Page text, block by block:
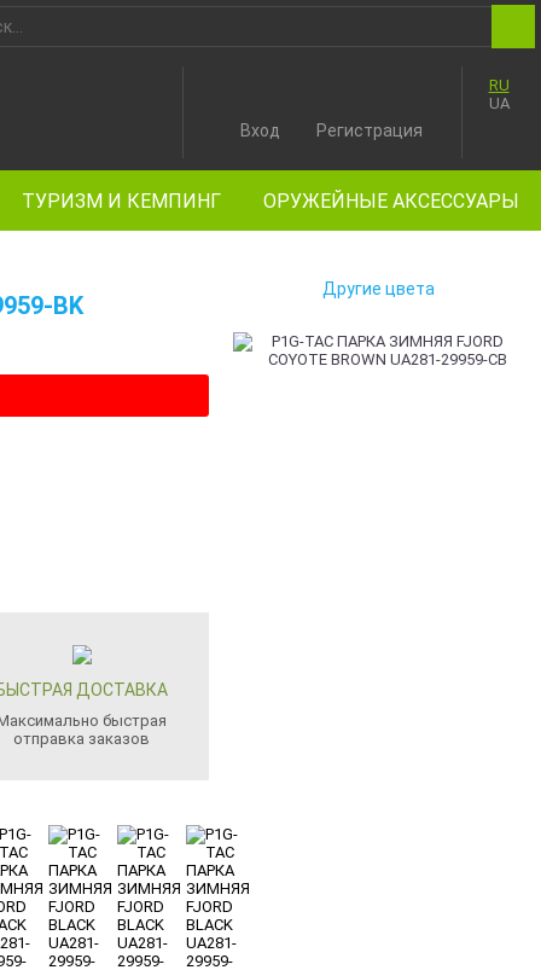
RU
UA
Вход Регистрация
ТУРИЗМ И КЕМПИНГ ОРУЖЕЙНЫЕ АКСЕССУАРЫ
BK
ДОСТАВКА
быстрая
отправка заказов
Другие цвета